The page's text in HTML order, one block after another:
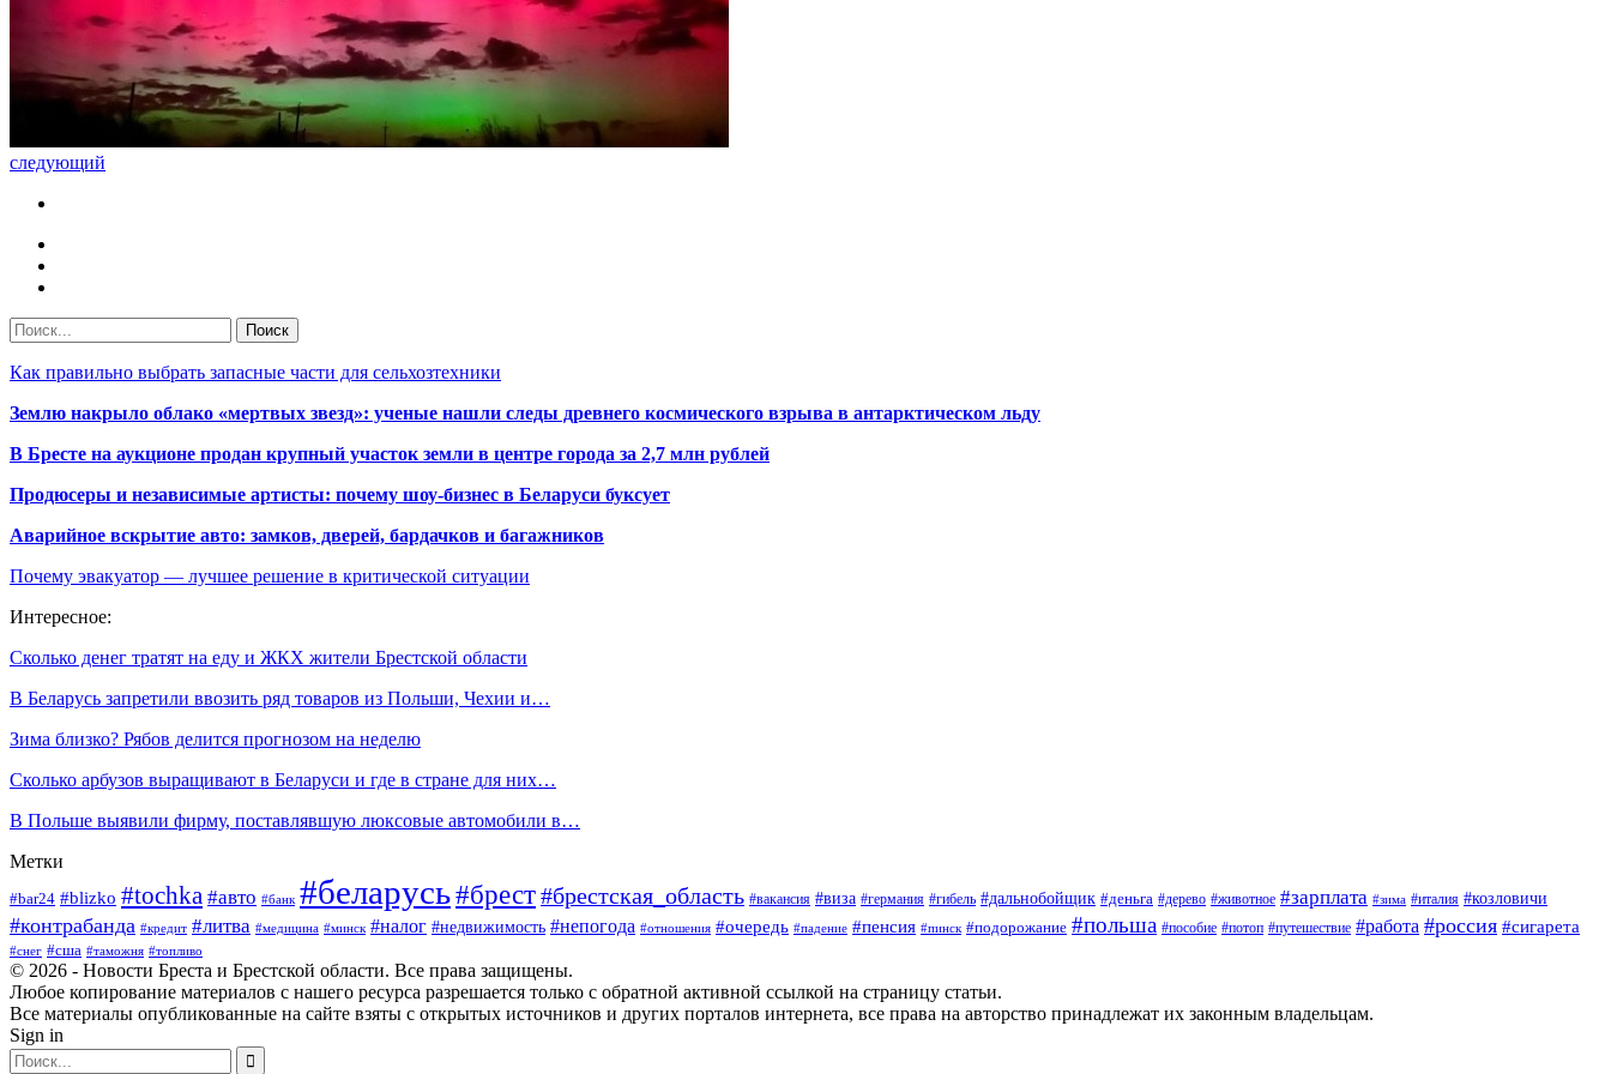
следующий
Как правильно выбрать запасные части для сельхозтехники
Землю накрыло облако «мертвых звезд»: ученые нашли следы древнего космического взрыва в антарктическом льду
В Бресте на аукционе продан крупный участок земли в центре города за 2,7 млн рублей
Продюсеры и независимые артисты: почему шоу-бизнес в Беларуси буксует
Аварийное вскрытие авто: замков, дверей, бардачков и багажников
Почему эвакуатор — лучшее решение в критической ситуации
Интересное:
Сколько денег тратят на еду и ЖКХ жители Брестской области
В Беларусь запретили ввозить ряд товаров из Польши, Чехии и…
Зима близко? Рябов делится прогнозом на неделю
Сколько арбузов выращивают в Беларуси и где в стране для них…
В Польше выявили фирму, поставлявшую люксовые автомобили в…
Метки
#bar24 #blizko #tochka #авто #банк #беларусь#брест#брестская_область #вакансия #виза #германия #гибель #дальнобойщик #деньга #дерево #животное #зарплата #зима #италия #козловичи
#контрабанда #кредит #литва #медицина #минск #налог #недвижимость #непогода #отношения #очередь #падение #пенсия #пинск #подорожание #польша #пособие #потоп #путешествие #работа #россия #сигарета
#снег #сша #таможня #топливо
© 2026 - Новости Бреста и Брестской области. Все права защищены.
Любое копирование материалов с нашего ресурса разрешается только с обратной активной ссылкой на страницу статьи.
Все материалы опубликованные на сайте взяты с открытых источников и других порталов интернета, все права на авторство принадлежат их законным владельцам.
Sign in